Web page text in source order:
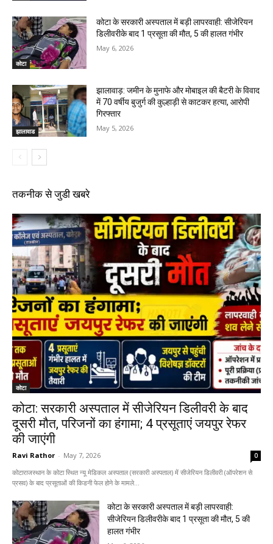
कोटा
कोटा के सरकारी अस्पताल में बड़ी लापरवाही: सीजेरियन
डिलीवरीके बाद 1 प्रसूता की मौत, 5 की हालत गंभीर
May 6, 2026
झालावाड
झालावाड़: जमीन के मुनाफे और मोबाइल की बैटरी के विवाद
में 70 वर्षीय बुजुर्ग की कुल्हाड़ी से काटकर हत्या, आरोपी
गिरफ्तार
May 5, 2026
तकनीक से जुडी खबरे
कोटा
कोटा: सरकारी अस्पताल में सीजेरियन डिलीवरी के बाद
दूसरी मौत, परिजनों का हंगामा; 4 प्रसूताएं जयपुर रेफर
की जाएंगी
Ravi Rathor - May 7, 2026 0
कोटाराजस्थान के कोटा स्थित न्यू मेडिकल अस्पताल (सरकारी अस्पताल) में सीजेरियन डिलीवरी (ऑपरेशन से
प्रसव) के बाद प्रसूताओं की किडनी फेल होने के मामले...
कोटा के सरकारी अस्पताल में बड़ी लापरवाही:
सीजेरियन डिलीवरीके बाद 1 प्रसूता की मौत, 5 की
हालत गंभीर